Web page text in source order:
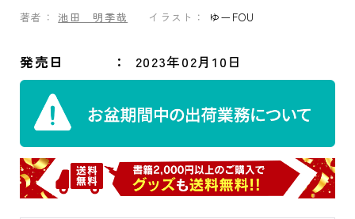
著者： 池田 明季哉 イラスト： ゆーFOU
発売日 2023年02月10日